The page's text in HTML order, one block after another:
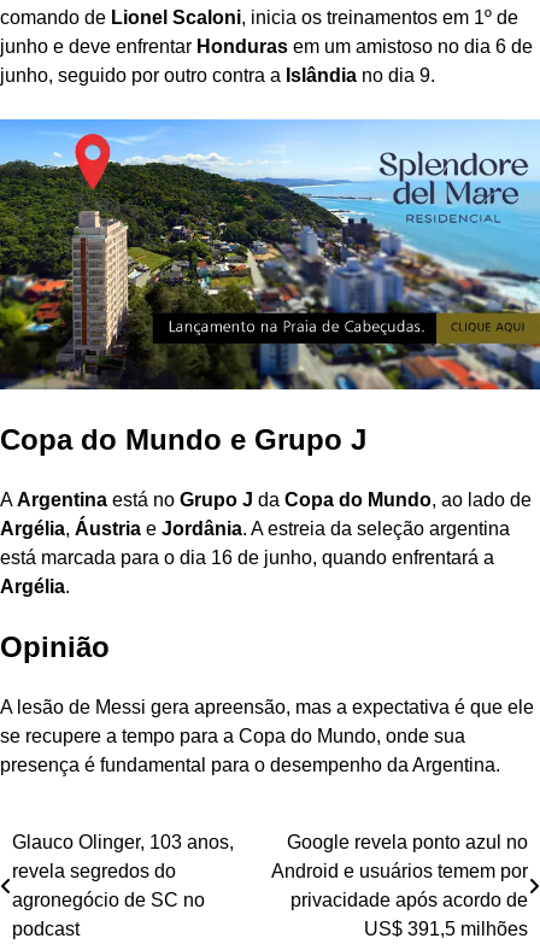
comando de Lionel Scaloni, inicia os treinamentos em 1º de
junho e deve enfrentar Honduras em um amistoso no dia 6 de
junho, seguido por outro contra a Islândia no dia 9.
Copa do Mundo e Grupo J
AArgentina está no Grupo J da Copa do Mundo, ao lado de
Argélia, Áustria e Jordânia. A estreia da seleção argentina
está marcada para o dia 16 de junho, quando enfrentará a
Argélia.
Opinião
A lesão de Messi gera apreensão, mas a expectativa é que ele
se recupere a tempo para a Copa do Mundo, onde sua
presença é fundamental para o desempenho da Argentina.
Navegação
de
Post
Glauco Olinger, 103 anos,
revela segredos do
agronegócio de SC no
podcast
Google revela ponto azul no
Android e usuários temem por
privacidade após acordo de
US$ 391,5 milhões